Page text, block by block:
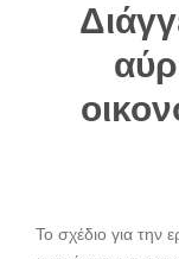
Το σχέδιο για την